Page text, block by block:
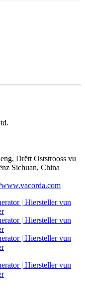
Drëtt Oststrooss vu
Sichuan, China
www.vacorda.com